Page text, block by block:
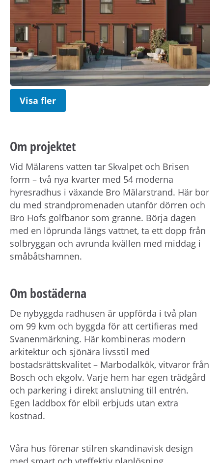
Visa fler
Om projektet
Vid Mälarens vatten tar Skvalpet och Brisen
form – två nya kvarter med 54 moderna
hyresradhus i växande Bro Mälarstrand. Här bor
du med strandpromenaden utanför dörren och
Bro Hofs golfbanor som granne. Börja dagen
med en löprunda längs vattnet, ta ett dopp från
solbryggan och avrunda kvällen med middag i
småbåtshamnen.
Om bostäderna
De nybyggda radhusen är uppförda i två plan
om 99 kvm och byggda för att certifieras med
Svanenmärkning. Här kombineras modern
arkitektur och sjönära livsstil med
bostadsrättskvalitet – Marbodalkök, vitvaror från
Bosch och ekgolv. Varje hem har egen trädgård
och parkering i direkt anslutning till entrén.
Egen laddbox för elbil erbjuds utan extra
kostnad.
Våra hus förenar stilren skandinavisk design